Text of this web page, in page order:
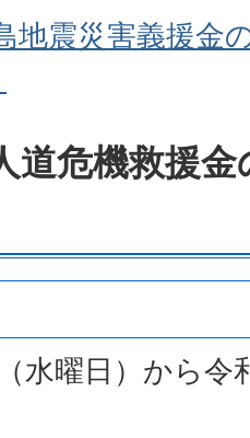
地震災害義援金
道危機救援
水曜日）から令